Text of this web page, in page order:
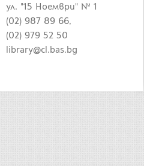
ул. "15 Ноември" № 1
(02) 987 89 66,
(02) 979 52 50
library@cl.bas.bg